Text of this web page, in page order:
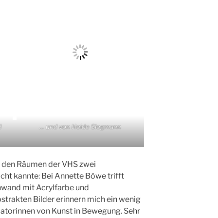
… und von Heide Siegmann
Räumen der VHS zwei
kannte: Bei Annette Böwe trifft
mit Acrylfarbe und
Bilder erinnern mich ein wenig
von Kunst in Bewegung. Sehr